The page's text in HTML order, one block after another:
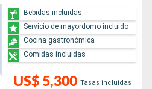
US$ 5,300 Tasas incluidas
Bebidas incluidas
Servicio de mayordomo incluido
Cocina gastronómica
Comidas incluidas